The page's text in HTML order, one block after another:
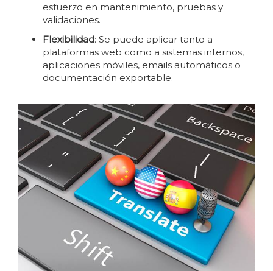
esfuerzo en mantenimiento, pruebas y
validaciones.
Flexibilidad: Se puede aplicar tanto a
plataformas web como a sistemas internos,
aplicaciones móviles, emails automáticos o
documentación exportable.